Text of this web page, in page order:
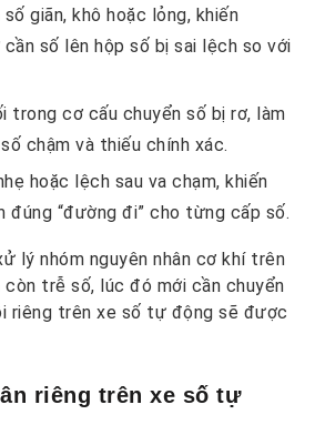
giãn, khô hoặc lỏng, khiến
số lên hộp số bị sai lệch so với
trong cơ cấu chuyển số bị rơ, làm
chậm và thiếu chính xác.
hoặc lệch sau va chạm, khiến
đúng “đường đi” cho từng cấp số.
lý nhóm nguyên nhân cơ khí trên
còn trễ số, lúc đó mới cần chuyển
riêng trên xe số tự động sẽ được
riêng trên xe số tự